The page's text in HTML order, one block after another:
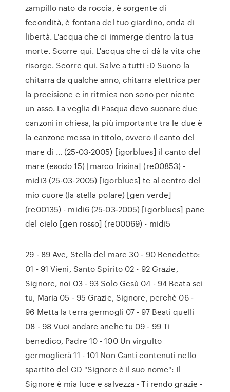
zampillo nato da roccia, è sorgente di
fecondità, è fontana del tuo giardino, onda di
libertà. L'acqua che ci immerge dentro la tua
morte. Scorre qui. L'acqua che ci dà la vita che
risorge. Scorre qui. Salve a tutti :D Suono la
chitarra da qualche anno, chitarra elettrica per
la precisione e in ritmica non sono per niente
un asso. La veglia di Pasqua devo suonare due
canzoni in chiesa, la più importante tra le due è
la canzone messa in titolo, ovvero il canto del
mare di … (25-03-2005) [igorblues] il canto del
mare (esodo 15) [marco frisina] (re00853) -
midi3 (25-03-2005) [igorblues] te al centro del
mio cuore (la stella polare) [gen verde]
(re00135) - midi6 (25-03-2005) [igorblues] pane
del cielo [gen rosso] (re00069) - midi5
29 - 89 Ave, Stella del mare 30 - 90 Benedetto:
01 - 91 Vieni, Santo Spirito 02 - 92 Grazie,
Signore, noi 03 - 93 Solo Gesù 04 - 94 Beata sei
tu, Maria 05 - 95 Grazie, Signore, perchè 06 -
96 Metta la terra germogli 07 - 97 Beati quelli
08 - 98 Vuoi andare anche tu 09 - 99 Ti
benedico, Padre 10 - 100 Un virgulto
germoglierà 11 - 101 Non Canti contenuti nello
spartito del CD "Signore è il suo nome": Il
Signore è mia luce e salvezza - Ti rendo grazie -